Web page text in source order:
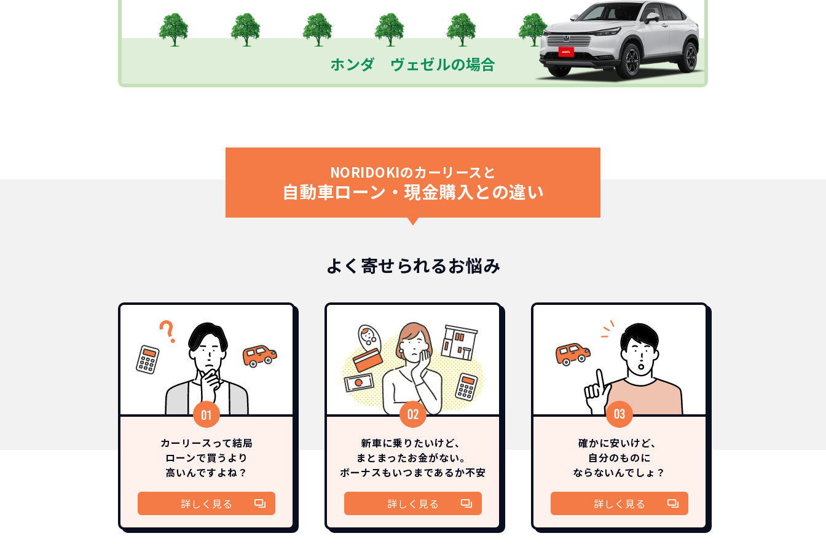
ホンダ ヴェゼルの場合
NORIDOKIのカーリースと
自動車ローン・現金購入との違い
よく寄せられるお悩み
カーリースって結局
ローンで買うより
高いんですよね？
詳しく見る
新車に乗りたいけど、
まとまったお金がない。
ボーナスもいつまであるか不安
詳しく見る
確かに安いけど、
自分のものに
ならないんでしょ？
詳しく見る
どこよりも安くご契約いただけます！
NORIDOKIは高残価設定を実現！
頭金不要で超低価格！憧れのクルマが手軽に乗れます！
安さの秘密
短期間だから安心！
NORIDOKIなら短期リースでも安いんです！
常に新車なので故障の心配がありませんし、急なライフスタイルの変化にも対応が可能です。
月々定額料金で安心
NORIDOKIなら頭金・ボーナス払い・諸経費・税金など一切不要！
月々「定額料金」をお支払いいただくだけでご利用いただけます。